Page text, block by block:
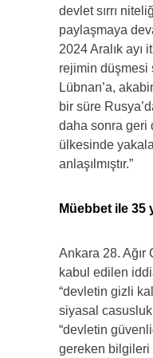
devlet sırrı
paylaşmaya
2024 Aralık ayı
rejimin düşmesi
Lübnan’a,
bir süre
daha sonra geri
ülkesinde
anlaşılmıştır.”
Müebbet ile 35
Ankara 28.
kabul edilen
“devletin gizli
siyasal casusluk
“devletin
gereken bilgileri